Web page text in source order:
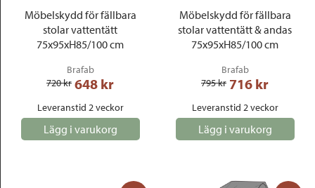
Möbelskydd för fällbara
stolar vattentätt
75x95xH85/100 cm
Brafab
720 kr 648 kr
Leveranstid 2 veckor
Lägg i varukorg
Möbelskydd för fällbara
stolar vattentätt & andas
75x95xH85/100 cm
Brafab
795 kr 716 kr
Leveranstid 2 veckor
Lägg i varukorg